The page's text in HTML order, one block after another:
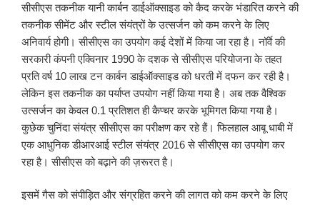
सीसीएस तकनीक यानी कार्बन डाईऑक्साइड को कैद करके भंडारित करने की
तकनीक सीमेंट और स्टील संयंत्रों के उत्सर्जन को कम करने के लिए
अनिवार्य होगी। सीसीएस का उपयोग कई देशों में किया जा रहा है। नॉर्वे की
सरकारी कंपनी एक्विनार 1990 के दशक से सीसीएस परियोजना के तहत
प्रति वर्ष 10 लाख टन कार्बन डाईऑक्साइड को धरती में दफन कर रही है।
लेकिन इस तकनीक का पर्याप्त उपयोग नहीं किया गया है। अब तक वैश्विक
उत्सर्जन का केवल 0.1 प्रतिशत ही कैप्चर करके भूमिगत किया गया है।
कुछेक चुनिंदा संयंत्र सीसीएस का परीक्षण कर रहे हैं। फिलहाल आबू धाबी में
एक आधुनिक डीआरआई स्टील संयंत्र 2016 से सीसीएस का उपयोग कर
रहा है। सीसीएस को बढ़ाने की ज़रूरत है।
इसमें गैस को संपीड़ित और संग्रहित करने की लागत को कम करने के लिए